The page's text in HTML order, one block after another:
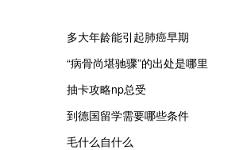
多大年龄能引起肺癌早期
“病骨尚堪驰骤”的出处是哪里
抽卡攻略np总受
到德国留学需要哪些条件
毛什么自什么